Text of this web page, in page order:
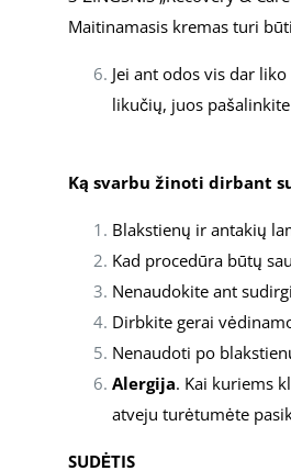
Maitinamasis kremas turi
Jei ant odos vis dar
likučių, juos
Ką svarbu žinoti dirbant
Blakstienų ir antakių
Kad procedūra būtų
Nenaudokite ant
Dirbkite gerai
Nenaudoti po
Alergija. Kai kuriems
atveju turėtumėte
SUDĖTIS